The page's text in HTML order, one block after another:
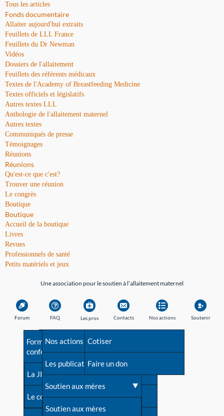
Tous les articles
Fonds documentaire
Allaiter aujourd'hui extraits
Feuillets de LLL France
Feuillets du Dr Newman
Vidéos
Dossiers de l'allaitement
Feuillets des référents médicaux
Textes de l'Academy of Breastfeeding Medicine
Textes officiels et législatifs
Autres textes LLL
Anthologie de l'allaitement maternel
Autres textes
Communiqués de presse
Témoignages
Réunions
Réunions
Qu'est-ce que c'est?
Trouver une réunion
Le congrès
Boutique
Boutique
Accueil de la boutique
Livres
Revues
Professionnels de santé
Petits matériels et jeux
Une association pour le soutien à l’allaitement maternel
Forum FAQ
Avant la naissance
Les débuts
Une difficulté d'allaitement ?
Cas particuliers
Les pros
Formations et
conférences
La JIA
Le congrès
Contacts
Besoin d'aide?
Répertoire de tous les
contacts
Contact presse
Nos actions
Nos actions
Les publications
Soutien aux mères
Soutien aux mères
Soutenir
Cotiser
Faire un don